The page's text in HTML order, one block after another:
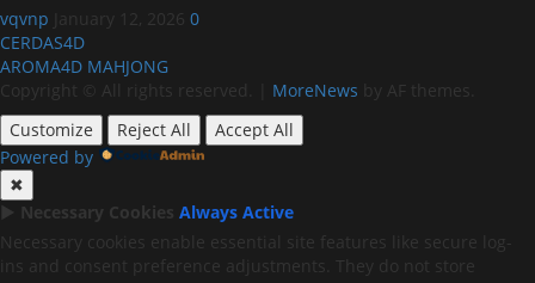
vqvnp January 12, 2026 0
CERDAS4D
AROMA4D MAHJONG
Copyright © All rights reserved.
MoreNews by AF themes.
Customize
Reject All
Accept All
Powered by
✖
► Necessary Cookies Always Active
Necessary cookies enable essential site features like secure log-
ins and consent preference adjustments. They do not store